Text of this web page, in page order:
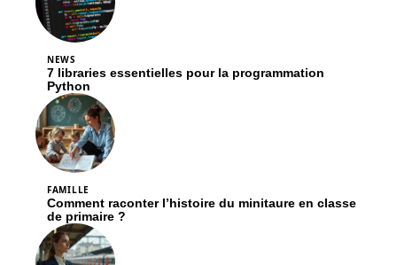
NEWS
7 libraries essentielles pour la programmation
Python
FAMILLE
Comment raconter l’histoire du minitaure en classe
de primaire ?